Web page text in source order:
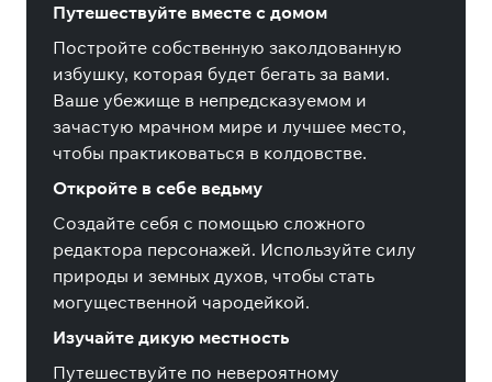
Путешествуйте вместе с домом
Постройте собственную заколдованную
избушку, которая будет бегать за вами.
Ваше убежище в непредсказуемом и
зачастую мрачном мире и лучшее место,
чтобы практиковаться в колдовстве.
Откройте в себе ведьму
Создайте себя с помощью сложного
редактора персонажей. Используйте силу
природы и земных духов, чтобы стать
могущественной чародейкой.
Изучайте дикую местность
Путешествуйте по невероятному